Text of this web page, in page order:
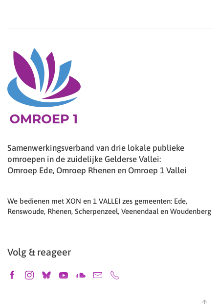
Samenwerkingsverband van drie lokale publieke
omroepen in de zuidelijke Gelderse Vallei:
Omroep Ede, Omroep Rhenen en Omroep 1 Vallei
We bedienen met XON en 1 VALLEI zes gemeenten: Ede,
Renswoude, Rhenen, Scherpenzeel, Veenendaal en Woudenberg
Volg & reageer